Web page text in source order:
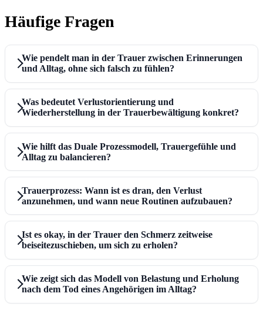
Häufige Fragen
Wie pendelt man in der Trauer zwischen Erinnerungen
und Alltag, ohne sich falsch zu fühlen?
Was bedeutet Verlustorientierung und
Wiederherstellung in der Trauerbewältigung konkret?
Wie hilft das Duale Prozessmodell, Trauergefühle und
Alltag zu balancieren?
Trauerprozess: Wann ist es dran, den Verlust
anzunehmen, und wann neue Routinen aufzubauen?
Ist es okay, in der Trauer den Schmerz zeitweise
beiseitezuschieben, um sich zu erholen?
Wie zeigt sich das Modell von Belastung und Erholung
nach dem Tod eines Angehörigen im Alltag?